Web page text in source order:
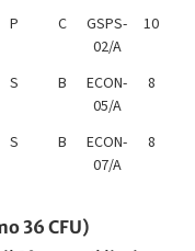
P C
GSPS-
02/A
10
S B
ECON-
05/A
8
S B
ECON-
07/A
8
36 CFU)